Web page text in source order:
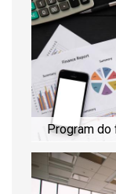
Program do